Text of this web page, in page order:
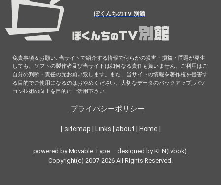
ぼくんちのTV 別館
免責事項＆お願い: 当サイトで紹介する情報で何らかの損害・損益・問題が発生
しても、ソフトの製作者及び当サイトは如何なる責任も負いません。ご利用はご
自分の判断・責任の元お願い致します。また、当サイトの情報を著作権を侵害す
る目的でご使用になるのはおやめください。大切なデータのバックアップ, パソ
コン技術の向上を目的にご活用下さい。
プライバシーポリシー
sitemap Links about Home
powered by Movable Type designed byKEN(tvbok).
Copyright(c) 2007-2026 All Rights Reserved.